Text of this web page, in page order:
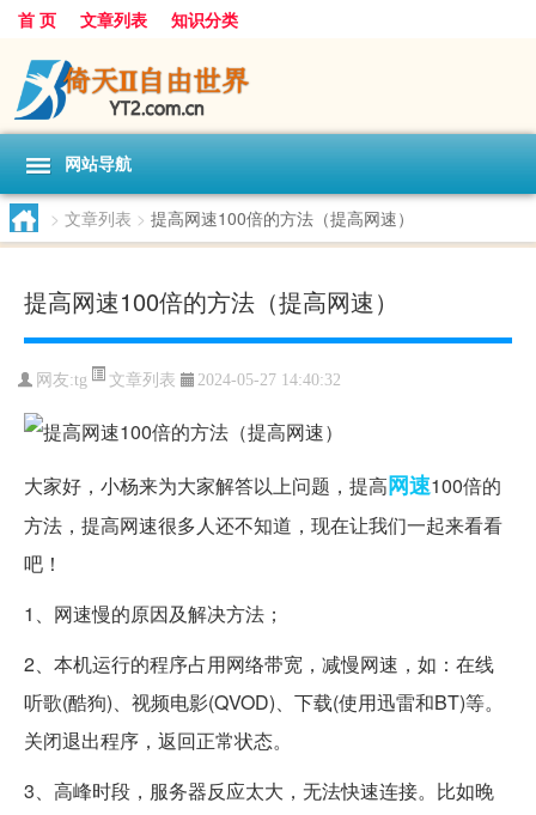
首 页 文章列表 知识分类
网站导航
> 文章列表 > 提高网速100倍的方法（提高网速）
提高网速100倍的方法（提高网速）
网友:tg 文章列表 2024-05-27 14:40:32
大家好，小杨来为大家解答以上问题，提高网速100倍的
方法，提高网速很多人还不知道，现在让我们一起来看看
吧！
1、网速慢的原因及解决方法；
2、本机运行的程序占用网络带宽，减慢网速，如：在线
听歌(酷狗)、视频电影(QVOD)、下载(使用迅雷和BT)等。
关闭退出程序，返回正常状态。
3、高峰时段，服务器反应太大，无法快速连接。比如晚